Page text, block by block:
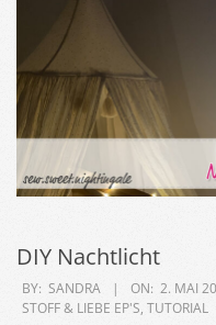
DIY Nachtlicht
2024-
05-
BY: SANDRA ON: 2. MAI
STOFF & LIEBE EP'S, TUTORIAL